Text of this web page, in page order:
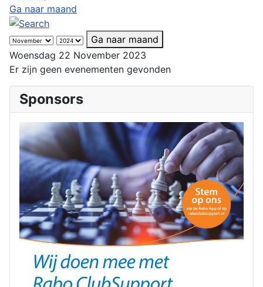
Ga naar maand
Ga naar maand
Woensdag 22 November 2023
Er zijn geen evenementen gevonden
Sponsors